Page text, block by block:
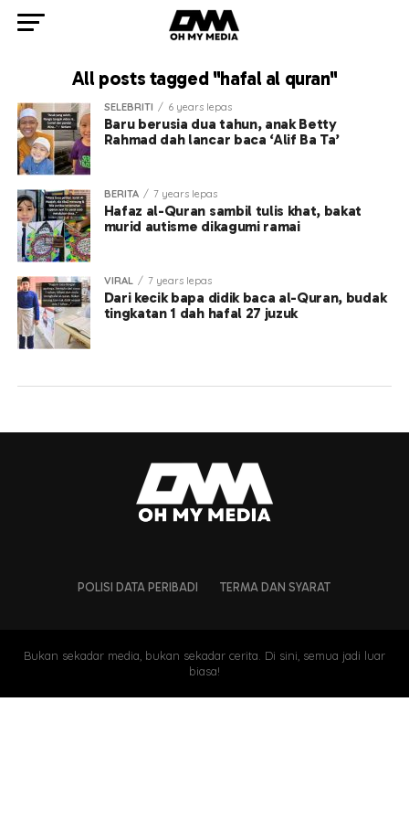
All posts tagged "hafal al quran"
SELEBRITI 6 years lepas
Baru berusia dua tahun, anak Betty
Rahmad dah lancar baca ‘Alif Ba Ta’
BERITA 7 years lepas
Hafaz al-Quran sambil tulis khat, bakat
murid autisme dikagumi ramai
VIRAL 7 years lepas
Dari kecik bapa didik baca al-Quran, budak
tingkatan 1 dah hafal 27 juzuk
POLISI DATA PERIBADI TERMA DAN SYARAT
Bukan sekadar media, bukan sekadar cerita. Di sini, semua jadi luar
biasa!